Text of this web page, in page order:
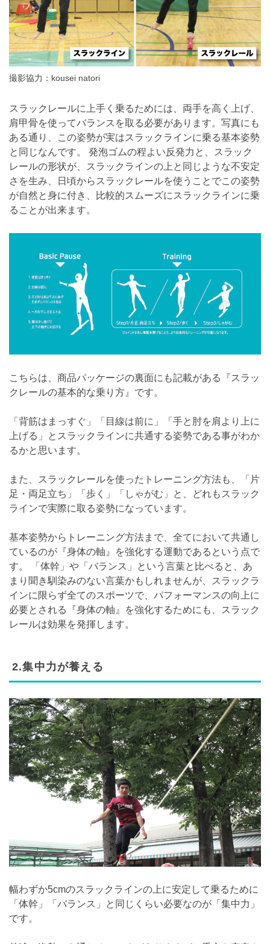
撮影協力：kousei natori
スラックレールに上手く乗るためには、両手を高く上げ、
肩甲骨を使ってバランスを取る必要があります。写真にも
ある通り、この姿勢が実はスラックラインに乗る基本姿勢
と同じなんです。 発泡ゴムの程よい反発力と、スラック
レールの形状が、スラックラインの上と同じような不安定
さを生み、日頃からスラックレールを使うことでこの姿勢
が自然と身に付き、比較的スムーズにスラックラインに乗
ることが出来ます。
こちらは、商品パッケージの裏面にも記載がある『スラッ
クレールの基本的な乗り方』です。
「背筋はまっすぐ」「目線は前に」「手と肘を肩より上に
上げる」とスラックラインに共通する姿勢である事がわか
るかと思います。
また、スラックレールを使ったトレーニング方法も、「片
足・両足立ち」「歩く」「しゃがむ」と、どれもスラック
ラインで実際に取る姿勢になっています。
基本姿勢からトレーニング方法まで、全てにおいて共通し
ているのが『身体の軸』を強化する運動であるという点で
す。 「体幹」や「バランス」という言葉と比べると、あ
まり聞き馴染みのない言葉かもしれませんが、スラックラ
インに限らず全てのスポーツで、パフォーマンスの向上に
必要とされる『身体の軸』を強化するためにも、スラック
レールは効果を発揮します。
2.集中力が養える
幅わずか5cmのスラックラインの上に安定して乗るために
「体幹」「バランス」と同じくらい必要なのが「集中力」
です。